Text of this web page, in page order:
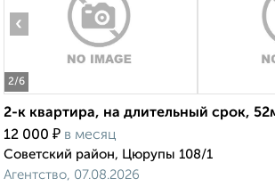
2/6
‹
2-к квартира, на длительный срок,
12 000 ₽ в месяц
Советский район, Цюрупы 108/1
Агентство, 07.08.2026